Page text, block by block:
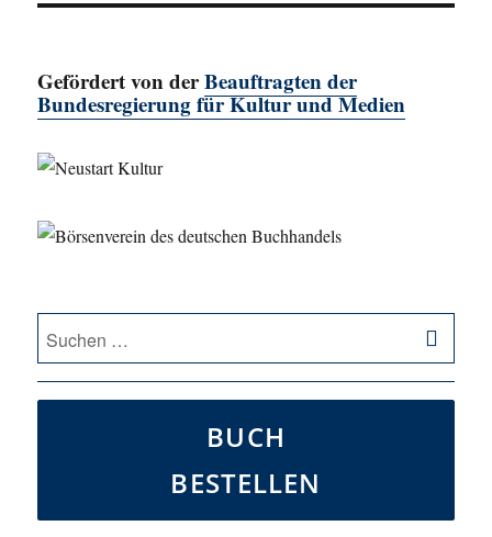
Gefördert von derBeauftragten der
Bundesregierung für Kultur und Medien
Suche
nach:
BUCH
BESTELLEN